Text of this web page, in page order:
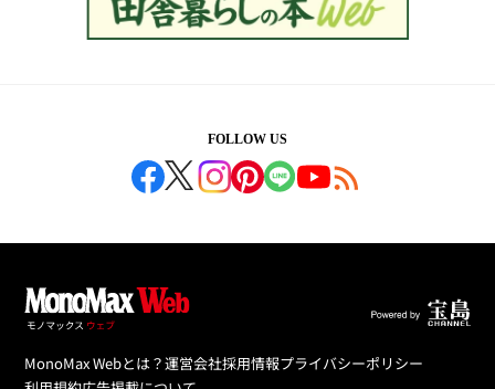
FOLLOW US
MonoMax Webとは？運営会社採用情報プライバシーポリシー